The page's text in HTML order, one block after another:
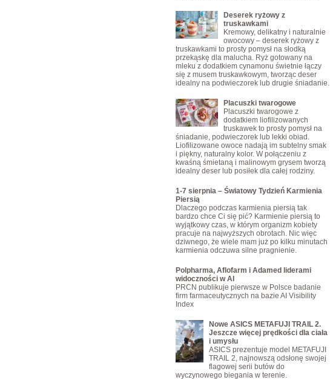
Deserek ryżowy z
truskawkami
Kremowy, delikatny i naturalnie
owocowy – deserek ryżowy z
truskawkami to prosty pomysł na słodką
przekąskę dla malucha. Ryż gotowany na
mleku z dodatkiem cynamonu świetnie łączy
się z musem truskawkowym, tworząc deser
idealny na podwieczorek lub drugie śniadanie.
Placuszki twarogowe
Placuszki twarogowe z
dodatkiem liofilizowanych
truskawek to prosty pomysł na
śniadanie, podwieczorek lub lekki obiad.
Liofilizowane owoce nadają im subtelny smak
i piękny, naturalny kolor. W połączeniu z
kwaśną śmietaną i malinowym grysem tworzą
idealny deser lub posiłek dla całej rodziny.
1-7 sierpnia – Światowy Tydzień Karmienia
Piersią
Dlaczego podczas karmienia piersią tak
bardzo chce Ci się pić? Karmienie piersią to
wyjątkowy czas, w którym organizm kobiety
pracuje na najwyższych obrotach. Nic więc
dziwnego, że wiele mam już po kilku minutach
karmienia odczuwa silne pragnienie.
Polpharma, Aflofarm i Adamed liderami
widoczności w AI
PRCN publikuje pierwsze w Polsce badanie
firm farmaceutycznych na bazie AI Visibility
Index
Nowe ASICS METAFUJI TRAIL 2.
Jeszcze więcej prędkości dla ciała
i umysłu
ASICS prezentuje model METAFUJI
TRAIL 2, najnowszą odsłonę swojej
flagowej serii butów do
wyczynowego biegania w terenie.